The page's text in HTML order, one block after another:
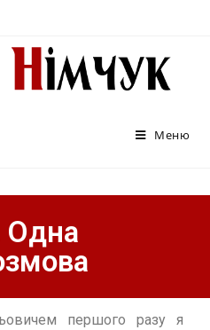
Меню
Одна
першого разу я